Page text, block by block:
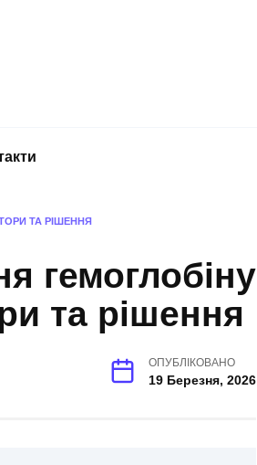
ТА РІШЕННЯ
гемоглобіну
та рішення
ОПУБЛІКОВАНО
19 Березня, 2026